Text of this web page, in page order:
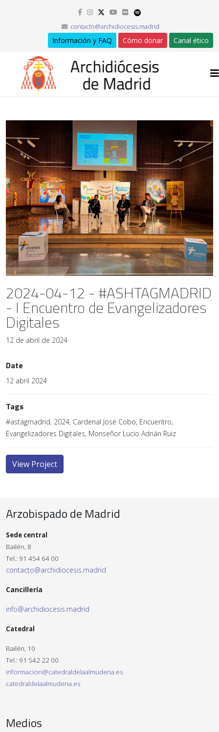
contacto@archidiocesis.madrid
Información y FAQ Cómo donar Canal ético
2024-04-12 - #ASHTAGMADRID
- I Encuentro de Evangelizadores
Digitales
12 de abril de 2024
Date
12 abril 2024
Tags
#astagmadrid, 2024, Cardenal José Cobo, Encuentro,
Evangelizadores Digitales, Monseñor Lucio Adrián Ruiz
View Project
Arzobispado de Madrid
Sede central
Bailén, 8
Tel.: 91 454 64 00
contacto@archidiocesis.madrid
Cancillería
info@archidiocesis.madrid
Catedral
Bailén, 10
Tel.: 91 542 22 00
informacion@catedraldelaalmudena.es
catedraldelaalmudena.es
Medios